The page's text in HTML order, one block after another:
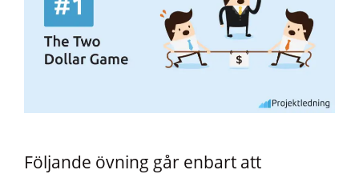
Följande övning går enbart att